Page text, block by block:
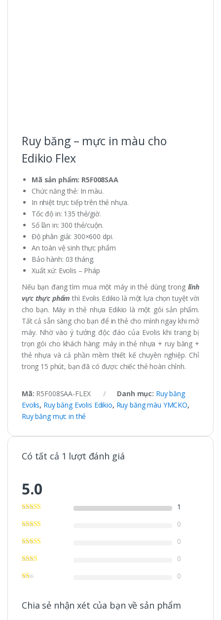
Ruy băng – mực in màu cho
Edikio Flex
Mã sản phẩm: R5F008SAA
Chức năng thẻ: In màu.
In nhiệt trực tiếp trên thẻ nhựa.
Tốc độ in: 135 thẻ/giờ.
Số lần in: 300 thẻ/cuộn.
Độ phân giải: 300×600 dpi.
An toàn vệ sinh thực phẩm
Bảo hành: 03 tháng.
Xuất xứ: Evolis – Pháp
Nếu bạn đang tìm mua một máy in thẻ dùng tronglĩnh
vực thực phẩm thì Evolis Edikio là một lựa chọn tuyệt vời
cho bạn. Máy in thẻ nhựa Edikio là một gói sản phẩm.
Tất cả sẵn sàng cho bạn để in thẻ cho mình ngay khi mở
máy. Nhờ vào ý tưởng độc đáo của Evolis khi trang bị
trọn gói cho khách hàng: máy in thẻ nhựa + ruy băng +
thẻ nhựa và cả phần mềm thiết kế chuyên nghiệp. Chỉ
trong 15 phút, bạn đã có được chiếc thẻ hoàn chỉnh.
Mã: R5F008SAA-FLEX Danh mục: Ruy băng
Evolis, Ruy băng Evolis Edikio, Ruy băng màu YMCKO,
Ruy băng mực in thẻ
Có tất cả 1 lượt đánh giá
5.0
1
0
0
0
0
Chia sẻ nhận xét của bạn về sản phẩm